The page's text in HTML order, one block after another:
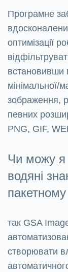
Програмне
оптимізації
встановивши
мінімальної/
зображення,
певних
PNG, GIF,
Чи можу я
водяні
так GSA
створювати